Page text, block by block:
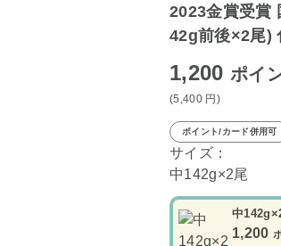
2023金賞受賞
42g前後×2尾)
1,200 ポイ
(5,400 円 )
ポイント/カード併用可
サイズ：
中142g×2尾
中
1,200